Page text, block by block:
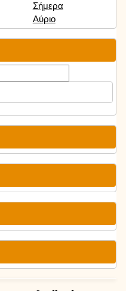
Σήμερα
Αύριο